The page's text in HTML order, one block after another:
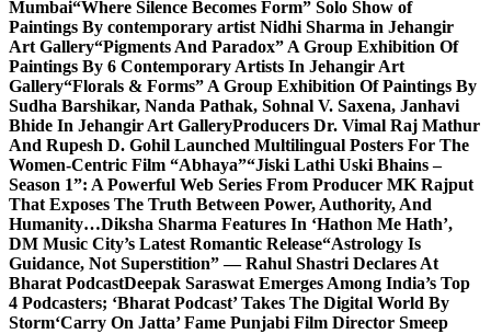
Mumbai“Where Silence Becomes Form” Solo Show of
Paintings By contemporary artist Nidhi Sharma in Jehangir
Art Gallery“Pigments And Paradox” A Group Exhibition Of
Paintings By 6 Contemporary Artists In Jehangir Art
Gallery“Florals & Forms” A Group Exhibition Of Paintings By
Sudha Barshikar, Nanda Pathak, Sohnal V. Saxena, Janhavi
Bhide In Jehangir Art GalleryProducers Dr. Vimal Raj Mathur
And Rupesh D. Gohil Launched Multilingual Posters For The
Women-Centric Film “Abhaya”“Jiski Lathi Uski Bhains –
Season 1”: A Powerful Web Series From Producer MK Rajput
That Exposes The Truth Between Power, Authority, And
Humanity…Diksha Sharma Features In ‘Hathon Me Hath’,
DM Music City’s Latest Romantic Release“Astrology Is
Guidance, Not Superstition” — Rahul Shastri Declares At
Bharat PodcastDeepak Saraswat Emerges Among India’s Top
4 Podcasters; ‘Bharat Podcast’ Takes The Digital World By
Storm‘Carry On Jatta’ Fame Punjabi Film Director Smeep